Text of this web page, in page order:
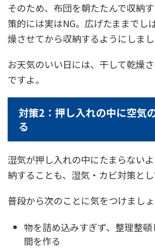
そのため、布団を朝たたんで収納
策的には実はNG。広げたままでし
燥させてから収納するようにしまし
お天気のいい日には、干して乾燥
ですよ。
対策2：押し入れの中に空気
る
湿気が押し入れの中にたまらない
納することも、湿気・カビ対策とし
普段から次のことに気をつけましょ
物を詰め込みすぎず、整理整
間を作る